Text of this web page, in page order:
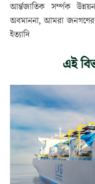
আর্ন্তজাতিক সর্ম্পক
অবমাননা, আমরা
ইত্যাদি
এই